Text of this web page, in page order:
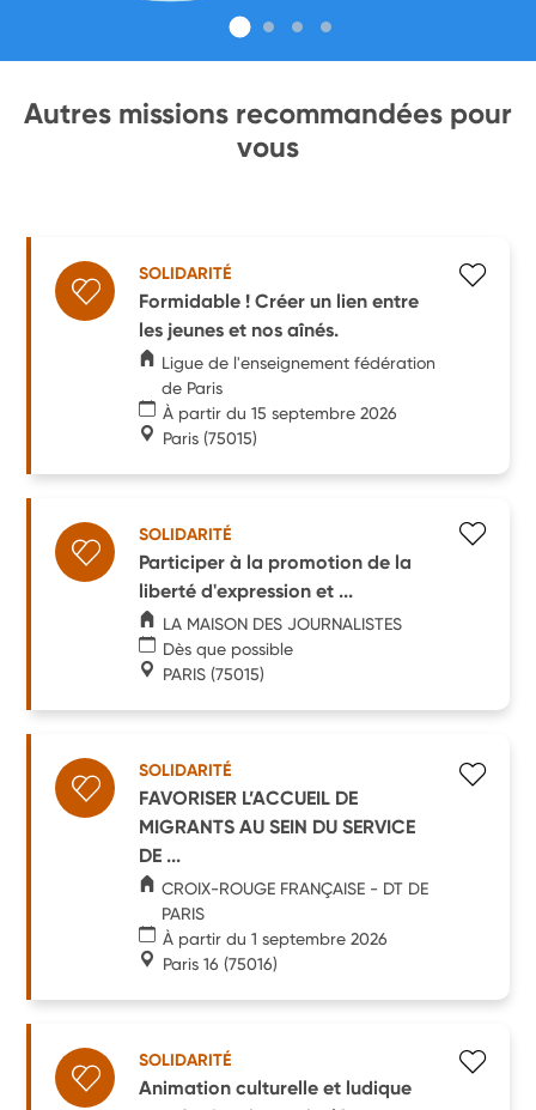
Autres missions recommandées pour
vous
SOLIDARITÉ
Formidable ! Créer un lien entre
les jeunes et nos aînés.
Ligue de l'enseignement fédération
de Paris
À partir du 15 septembre 2026
Paris (75015)
SOLIDARITÉ
Participer à la promotion de la
liberté d'expression et ...
LA MAISON DES JOURNALISTES
Dès que possible
PARIS (75015)
SOLIDARITÉ
FAVORISER L’ACCUEIL DE
MIGRANTS AU SEIN DU SERVICE
DE ...
CROIX-ROUGE FRANÇAISE - DT DE
PARIS
À partir du 1 septembre 2026
Paris 16 (75016)
SOLIDARITÉ
Animation culturelle et ludique